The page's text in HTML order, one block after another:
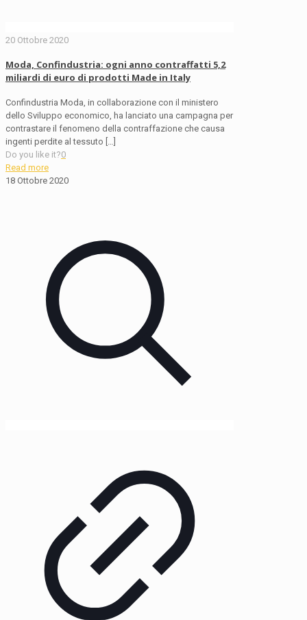
20 Ottobre 2020
Moda, Confindustria: ogni anno contraffatti 5,2
miliardi di euro di prodotti Made in Italy
Confindustria Moda, in collaborazione con il ministero
dello Sviluppo economico, ha lanciato una campagna per
contrastare il fenomeno della contraffazione che causa
ingenti perdite al tessuto […]
Do you like it?0
Read more
18 Ottobre 2020